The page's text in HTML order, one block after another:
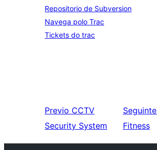
Repositorio de Subversion
Navega polo Trac
Tickets do trac
Previo CCTV
Security System
Seguinte
Fitness